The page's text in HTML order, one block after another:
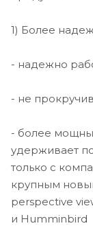
- не несет на
сам блок)
- не плавится
1) Более
- надежно
- не
- более
удерживает
только с
крупным
perspective
и Humminbird